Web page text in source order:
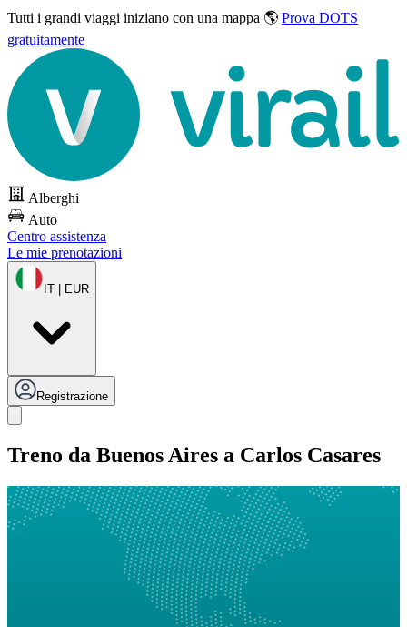
Tutti i grandi viaggi iniziano con una mappa 🌎 Prova DOTS
gratuitamente
Alberghi
Auto
Centro assistenza
Le mie prenotazioni
IT | EUR
Registrazione
Treno da Buenos Aires a Carlos Casares